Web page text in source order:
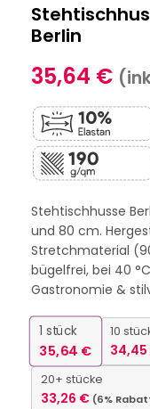
Berlin
35,64 €
Stehtischhusse
und 80 cm.
Stretchmaterial
bügelfrei, bei 40
Gastronomie &
1 stück
35,64 €
10
34,45
20+ stücke
33,26 € (6%